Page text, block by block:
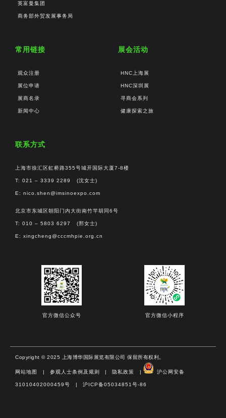
英富曼集团
商务部外贸发展事务局
常用链接
观众注册
展位申请
展商名录
新闻中心
展会活动
HNC上海展
HNC深圳展
寻商会系列
健康探索之旅
联系方式
上海市徐汇区虹桥路355号城开国际大厦7-8楼
T: 021 – 3339 2289 (沈女士)
E: nico.shen@imsinoexpo.com
北京市东城区朝阳门内大街南竹竿胡同6号
T: 010 – 5803 6297 (邢女士)
E: xingcheng@cccmhpie.org.cn
官方微信公众号 官方微信小程序
Copyright © 2025 上海博华国际展览有限公司 保留所有权利。
网站地图 | 参观人士条例及规则 | 隐私政策 | 沪公网安备
31010402000459号​ | 沪ICP备05034851号-86